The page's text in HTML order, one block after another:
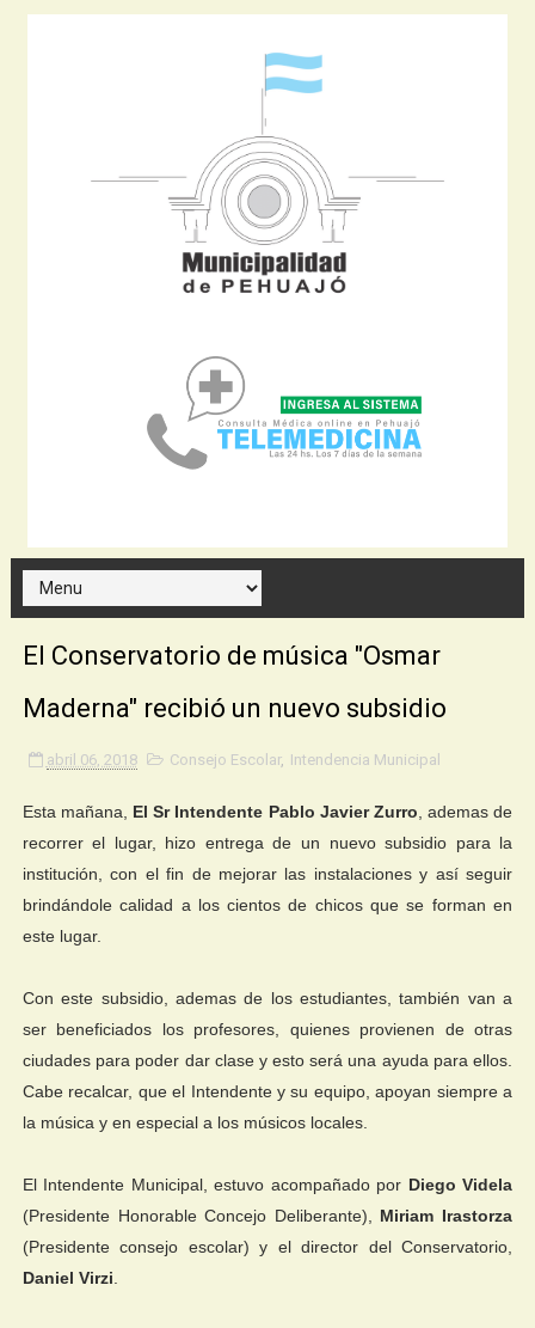
El Conservatorio de música "Osmar
Maderna" recibió un nuevo subsidio
abril 06, 2018 Consejo Escolar, Intendencia Municipal
Esta mañana, El Sr Intendente Pablo Javier Zurro , ademas de
recorrer el lugar, hizo entrega de un nuevo subsidio para la
institución, con el fin de mejorar las instalaciones y así seguir
brindándole calidad a los cientos de chicos que se forman en
este lugar.
Con este subsidio, ademas de los estudiantes, también van a
ser beneficiados los profesores, quienes provienen de otras
ciudades para poder dar clase y esto será una ayuda para ellos.
Cabe recalcar, que el Intendente y su equipo, apoyan siempre a
la música y en especial a los músicos locales.
El Intendente Municipal, estuvo acompañado por Diego Videla
(Presidente Honorable Concejo Deliberante),
Miriam Irastorza
(Presidente consejo escolar) y el director del Conservatorio,
Daniel Virzi